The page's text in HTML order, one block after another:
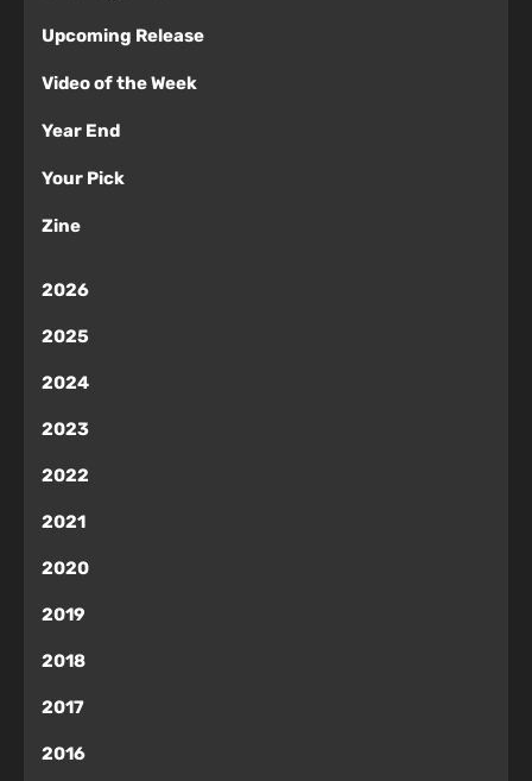
Upcoming Release
Video of the Week
Year End
Your Pick
Zine
2026
2025
2024
2023
2022
2021
2020
2019
2018
2017
2016